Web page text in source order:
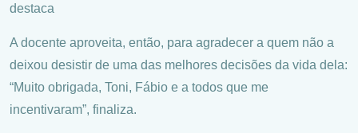
destaca
A docente aproveita, então, para agradecer a quem não a
deixou desistir de uma das melhores decisões da vida dela:
“Muito obrigada, Toni, Fábio e a todos que me
incentivaram”, finaliza.